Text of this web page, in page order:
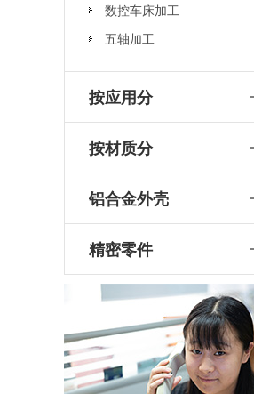
数控车床加工
五轴加工
按应用分
按材质分
铝合金外壳
精密零件